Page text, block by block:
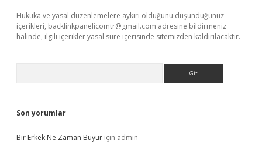
Hukuka ve yasal düzenlemelere aykırı olduğunu düşündüğünüz
içerikleri, backlinkpanelicomtr@gmail.com adresine bildirmeniz
halinde, ilgili içerikler yasal süre içerisinde sitemizden kaldırılacaktır.
Son yorumlar
Bir Erkek Ne Zaman Büyür için admin